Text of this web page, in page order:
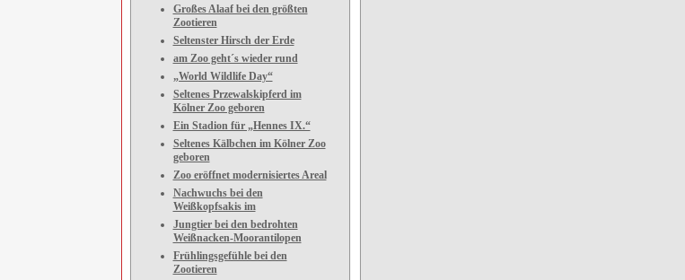
Großes Alaaf bei den größten
Zootieren
Seltenster Hirsch der Erde
am Zoo geht´s wieder rund
„World Wildlife Day“
Seltenes Przewalskipferd im
Kölner Zoo geboren
Ein Stadion für „Hennes IX.“
Seltenes Kälbchen im Kölner Zoo
geboren
Zoo eröffnet modernisiertes Areal
Nachwuchs bei den
Weißkopfsakis im
Jungtier bei den bedrohten
Weißnacken-Moorantilopen
Frühlingsgefühle bei den
Zootieren